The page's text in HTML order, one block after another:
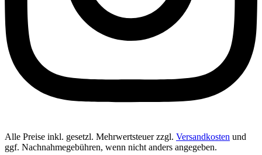
Alle Preise inkl. gesetzl. Mehrwertsteuer zzgl. Versandkosten und
ggf. Nachnahmegebühren, wenn nicht anders angegeben.